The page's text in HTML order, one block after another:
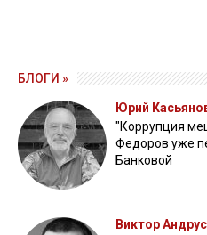
БЛОГИ »
Юрий
"Коррупция
Федоров уже
Банковой
Виктор